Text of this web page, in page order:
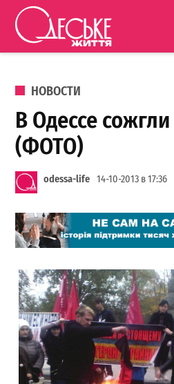
Перейти к содержанию
життя
ОПУБЛИКОВАНО В
НОВОСТИ
В Одессе
(ФОТО)
odessa-life 14-10-2013 в 17:36